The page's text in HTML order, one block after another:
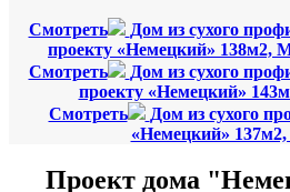
Смотреть
Дом из сухого
проекту «Немецкий»
Смотреть
Дом из сухого
проекту «Немецкий»
Смотреть
Дом из сухого
«Немецкий»
Проект дома